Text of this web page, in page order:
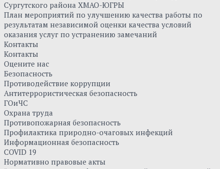
Сургутского района ХМАО-ЮГРЫ
План мероприятий по улучшению качества работы по
результатам независимой оценки качества условий
оказания услуг по устранению замечаний
Контакты
Контакты
Оцените нас
Безопасность
Противодействие коррупции
Антитеррористическая безопасность
ГОиЧС
Охрана труда
Противопожарная безопасность
Профилактика природно-очаговых инфекций
Информационная безопасность
COVID 19
Нормативно правовые акты